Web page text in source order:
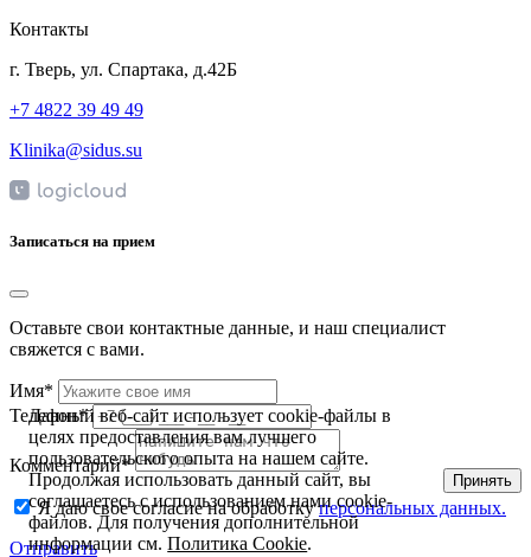
Контакты
г. Тверь, ул. Спартака, д.42Б
+7 4822 39 49 49
Klinika@sidus.su
Записаться на прием
Оставьте свои контактные данные, и наш специалист
свяжется с вами.
Имя*
Телефон*
Комментарий*
Я даю свое согласие на обработкуперсональных данных.
Отправить
Данный веб-сайт использует cookie-файлы в
целях предоставления вам лучшего
пользовательского опыта на нашем сайте.
Продолжая использовать данный сайт, вы
соглашаетесь с использованием нами cookie-
файлов. Для получения дополнительной
информации см.Политика Cookie.
Принять